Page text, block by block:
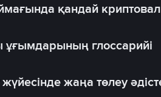
қандай
ұғымдарының глоссарийі
жаңа төлеу